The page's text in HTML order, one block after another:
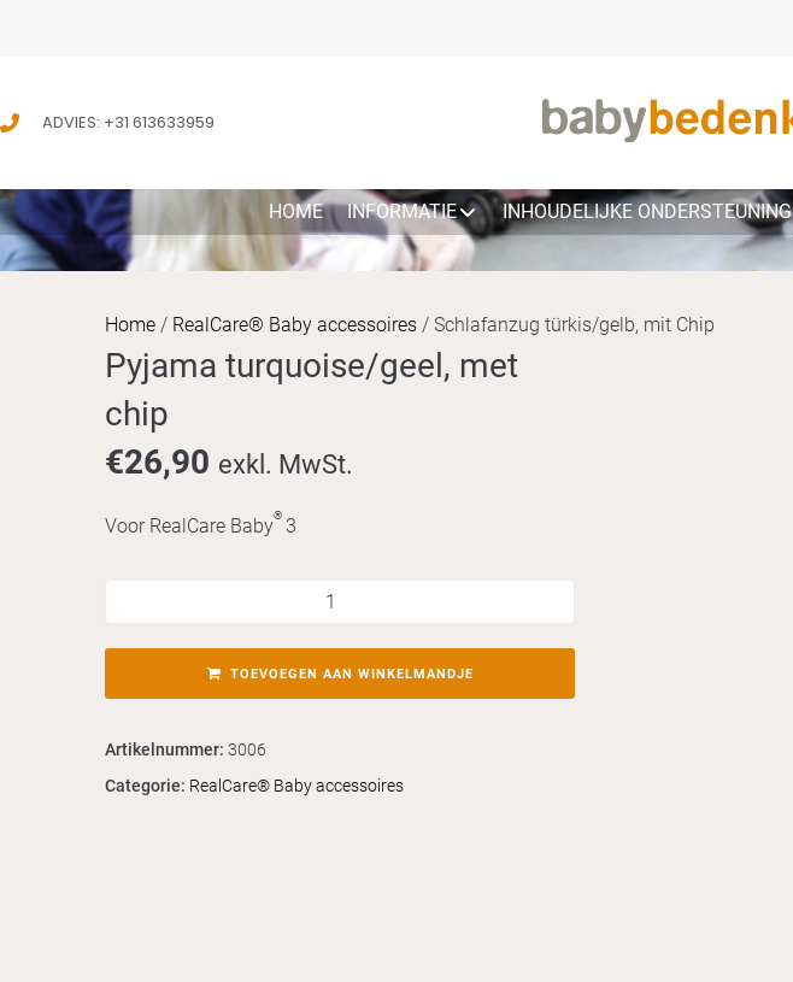
ADVIES: +31 613633959
HOME INFORMATIE INHOUDELIJKE ONDERSTEUNING
Home / RealCare® Baby accessoires / Schlafanzug türkis/gelb, mit Chip
Pyjama turquoise/geel, met
chip
€26,90 exkl. MwSt.
Voor RealCare Baby® 3
TOEVOEGEN AAN WINKELMANDJE
Artikelnummer: 3006
Categorie: RealCare® Baby accessoires